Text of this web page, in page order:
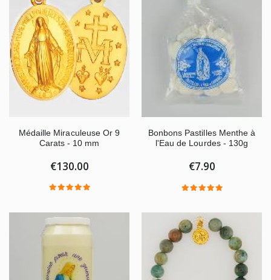
Médaille Miraculeuse Or 9
Carats - 10 mm
€130.00
Bonbons Pastilles Menthe à
l'Eau de Lourdes - 130g
€7.90